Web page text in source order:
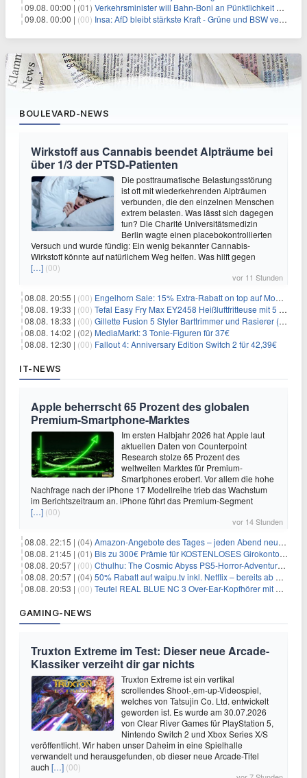
09.08. 00:00 | (01) Verkehrsminister will Bahn-Boni an Pünktlichkeit koppeln
09.08. 00:00 | (00) Insa: AfD bleibt stärkste Kraft - Grüne und BSW verlieren
BOULEVARD-NEWS
Wirkstoff aus Cannabis beendet Alpträume bei
über 1/3 der PTSD-Patienten
Die posttraumatische Belastungsstörung
ist oft mit wiederkehrenden Alpträumen
verbunden, die den einzelnen Menschen
extrem belasten. Was lässt sich dagegen
tun? Die Charité Universitätsmedizin
Berlin wagte einen placebokontrollierten
Versuch und wurde fündig: Ein wenig bekannter Cannabis-
Wirkstoff könnte auf natürlichem Weg helfen. Was hilft gegen
[…] (00)
vor 11 Stunden
08.08. 20:55 | (00) Engelhorn Sale: 15% Extra-Rabatt on top auf Mode- und Sport-Artikel
08.08. 19:33 | (00) Tefal Easy Fry Max EY2458 Heißluftfritteuse mit 5 Litern für 64,99€
08.08. 18:33 | (00) Gillette Fusion 5 Styler Barttrimmer und Rasierer (All in One) für 16€
08.08. 14:02 | (02) MediaMarkt: 3 Tonie-Figuren für 37€
08.08. 12:30 | (00) Fallout 4: Anniversary Edition Switch 2 für 42,39€
IT-NEWS
Apple beherrscht 65 Prozent des globalen
Premium-Smartphone-Marktes
Im ersten Halbjahr 2026 hat Apple laut
aktuellen Daten von Counterpoint
Research stolze 65 Prozent des
weltweiten Marktes für Premium-
Smartphones erobert. Vor allem die hohe
Nachfrage nach der iPhone 17 Modellreihe trieb das Wachstum
im Berichtszeitraum an. iPhone führt das Premium-Segment
[…] (00)
vor 14 Stunden
08.08. 22:15 | (04) Amazon-Angebote des Tages – jeden Abend neue Deals zum Stöbern
08.08. 21:45 | (01) Bis zu 300€ Prämie für KOSTENLOSES Girokonto bei der Santander – 50€ schon nach 1 Woche!
08.08. 20:57 | (00) Cthulhu: The Cosmic Abyss PS5-Horror-Adventure für 27,99€
08.08. 20:57 | (04) 50% Rabatt auf waipu.tv inkl. Netflix – bereits ab 9€/Monat (statt 17,99€)
08.08. 20:53 | (00) Teufel REAL BLUE NC 3 Over-Ear-Kopfhörer mit ANC für 149,99€
GAMING-NEWS
Truxton Extreme im Test: Dieser neue Arcade-
Klassiker verzeiht dir gar nichts
Truxton Extreme ist ein vertikal
scrollendes Shoot-‚em-up-Videospiel,
welches von Tatsujin Co. Ltd. entwickelt
geworden ist. Es wurde am 30.07.2026
von Clear River Games für PlayStation 5,
Nintendo Switch 2 und Xbox Series X/S
veröffentlicht. Wir haben unser Daheim in eine Spielhalle
verwandelt und herausgefunden, ob dieser neue Arcade-Titel
auch […] (00)